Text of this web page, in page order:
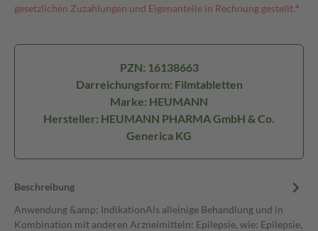
gesetzlichen Zuzahlungen und Eigenanteile in Rechnung gestellt.⁴
PZN: 16138663
Darreichungsform: Filmtabletten
Marke: HEUMANN
Hersteller: HEUMANN PHARMA GmbH & Co.
Generica KG
Beschreibung
Anwendung &amp; IndikationAls alleinige Behandlung und in
Kombination mit anderen Arzneimitteln: Epilepsie, wie: Epilepsie,